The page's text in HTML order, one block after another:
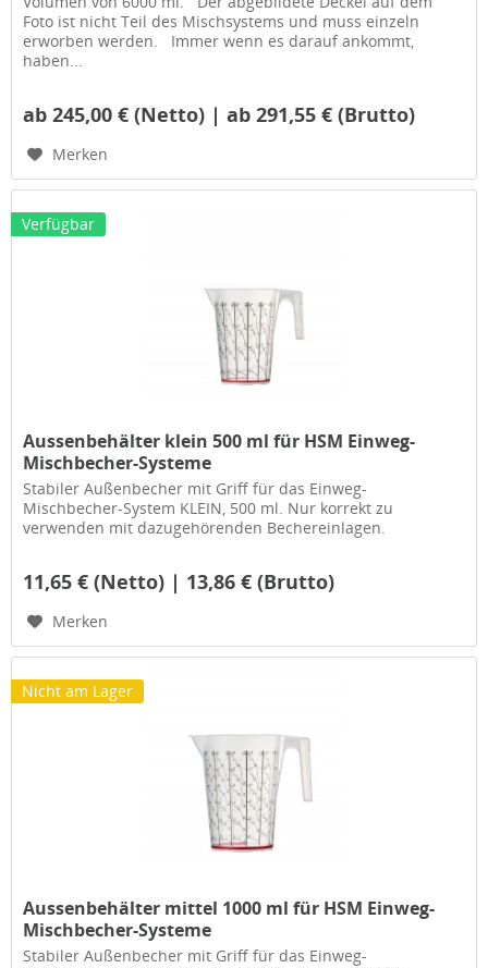
Foto ist nicht Teil des Mischsystems und muss einzeln
erworben werden. Immer wenn es darauf ankommt,
haben...
ab 245,00 € (Netto) | ab 291,55 € (Brutto)
Merken
Verfügbar
Aussenbehälter klein 500 ml für HSM Einweg-
Mischbecher-Systeme
Stabiler Außenbecher mit Griff für das Einweg-
Mischbecher-System KLEIN, 500 ml. Nur korrekt zu
verwenden mit dazugehörenden Bechereinlagen.
11,65 € (Netto) | 13,86 € (Brutto)
Merken
Nicht am Lager
Aussenbehälter mittel 1000 ml für HSM Einweg-
Mischbecher-Systeme
Stabiler Außenbecher mit Griff für das Einweg-